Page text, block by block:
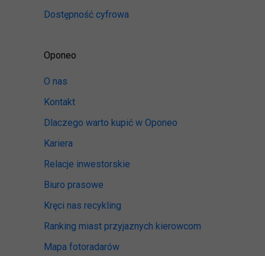
Dostępność cyfrowa
Oponeo
O nas
Kontakt
Dlaczego warto kupić w Oponeo
Kariera
Relacje inwestorskie
Biuro prasowe
Kręci nas recykling
Ranking miast przyjaznych kierowcom
Mapa fotoradarów